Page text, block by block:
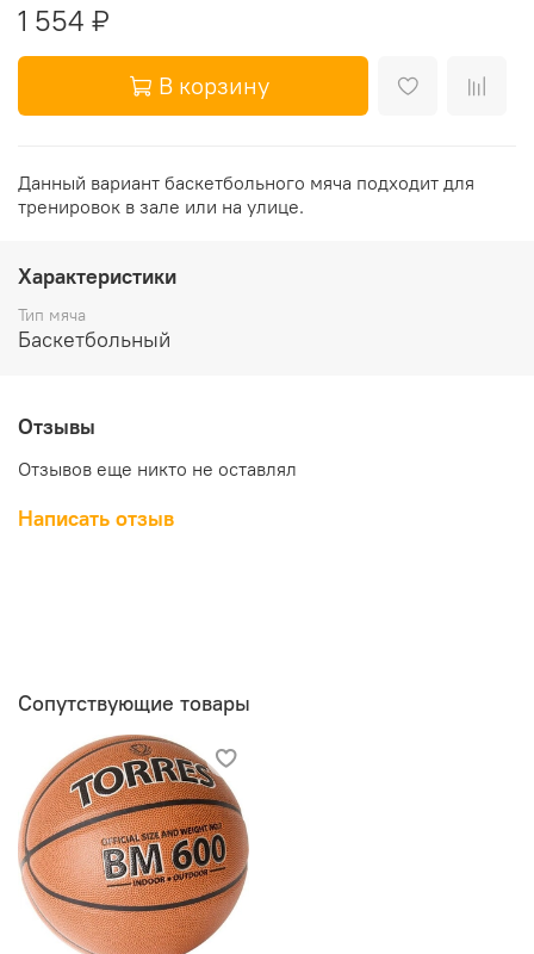
1 554 ₽
В корзину
Данный вариант баскетбольного мяча подходит для
тренировок в зале или на улице.
Характеристики
Тип мяча
Баскетбольный
Отзывы
Отзывов еще никто не оставлял
Написать отзыв
Сопутствующие товары